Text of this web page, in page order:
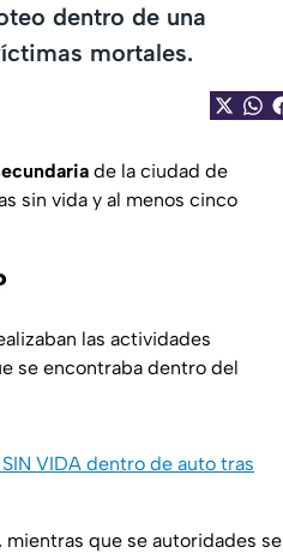
dentro de una
mortales.
de la ciudad de
sin vida y al menos cinco
las actividades
se encontraba dentro del
VIDA dentro de auto tras
que se autoridades se